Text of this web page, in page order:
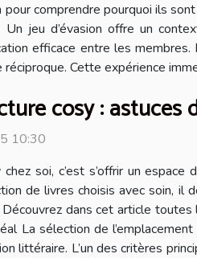
pour comprendre pourquoi ils
jeu d’évasion offre un
efficace entre les
Cette expérience
cosy : astuces
10:30
soi, c’est s’offrir un
de livres choisis avec soin, il
dans cet article
La sélection de
littéraire. L’un des critères